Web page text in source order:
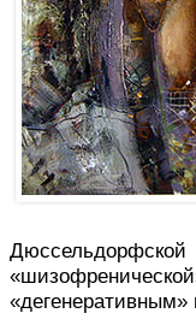
«дегенеративным»